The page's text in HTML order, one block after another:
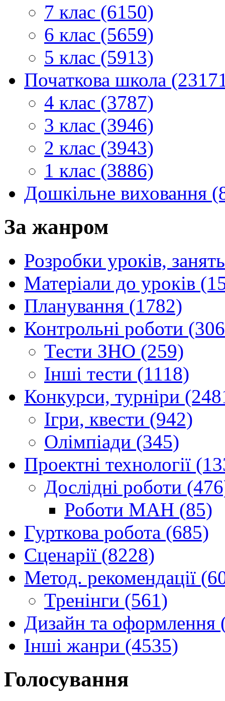
7 клас (6150)
6 клас (5659)
5 клас (5913)
Початкова школа
4 клас (3787)
3 клас (3946)
2 клас (3943)
1 клас (3886)
Дошкільне виховання
За жанром
Розробки уроків,
Матеріали до уроків
Планування (1782)
Контрольні роботи
Тести ЗНО (259)
Інші тести (1118)
Конкурси, турніри
Ігри, квести (942)
Олімпіади (345)
Проектні технології
Дослідні роботи
Роботи МАН (85)
Гурткова робота (685)
Сценарії (8228)
Метод. рекомендації
Тренінги (561)
Дизайн та оформлення
Інші жанри (4535)
Голосування